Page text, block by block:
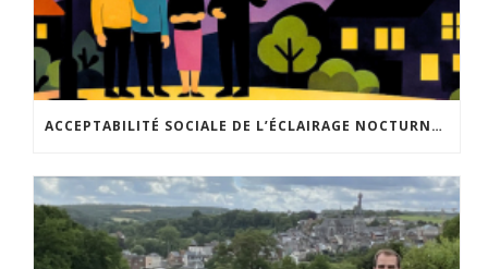
ACCEPTABILITÉ SOCIALE DE L’ÉCLAIRAGE NOCTURNE : LE REPLAY EST DISPONIBLE